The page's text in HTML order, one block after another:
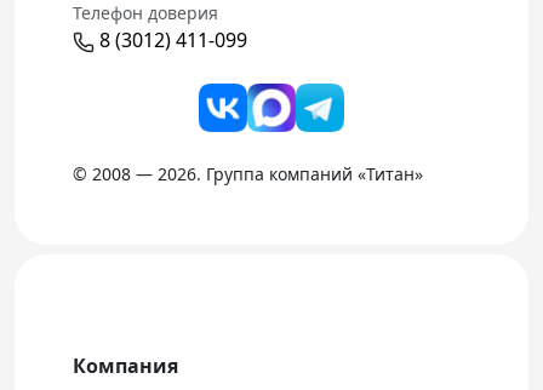
Телефон доверия
8 (3012) 411-099
© 2008 — 2026. Группа компаний «Титан»
Компания